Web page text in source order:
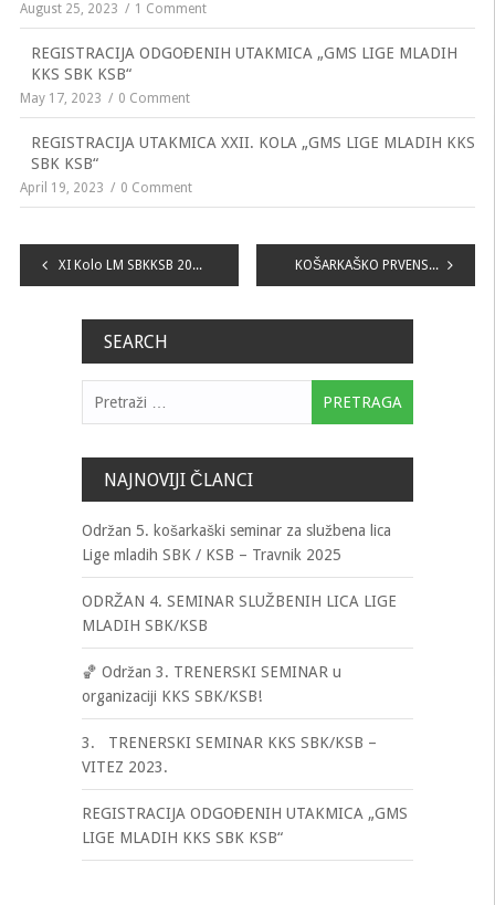
August 25, 2023 1 Comment
REGISTRACIJA ODGOĐENIH UTAKMICA „GMS LIGE MLADIH
KKS SBK KSB“
May 17, 2023 0 Comment
REGISTRACIJA UTAKMICA XXII. KOLA „GMS LIGE MLADIH KKS
SBK KSB“
April 19, 2023 0 Comment
Navigacija
XI Kolo LM SBKKSB 2018-19 KOŠARKAŠKO PRVENSTVO OSNOVNIH ŠKOLA OPĆINE VITEZ
SEARCH
NAJNOVIJI ČLANCI
Održan 5. košarkaški seminar za službena lica
Lige mladih SBK / KSB – Travnik 2025
ODRŽAN 4. SEMINAR SLUŽBENIH LICA LIGE
MLADIH SBK/KSB
🏀 Održan 3. TRENERSKI SEMINAR u
organizaciji KKS SBK/KSB!
3. TRENERSKI SEMINAR KKS SBK/KSB –
VITEZ 2023.
REGISTRACIJA ODGOĐENIH UTAKMICA „GMS
LIGE MLADIH KKS SBK KSB“